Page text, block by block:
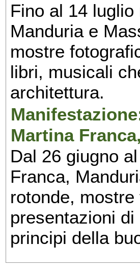
Fino al 14
Manduria e
mostre
libri, musicali
architettura.
Martina
Dal 26 giugno
Franca,
rotonde,
presentazioni
principi della